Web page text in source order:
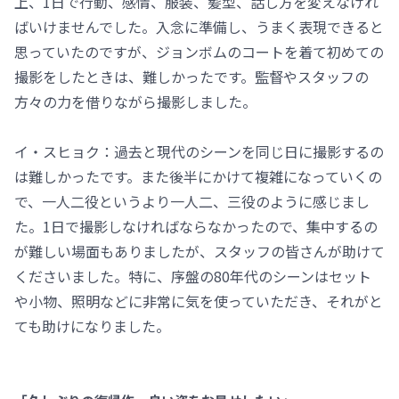
ばいけませんでした。入念に準備し、うまく表現できると
思っていたのですが、ジョンボムのコートを着て初めての
撮影をしたときは、難しかったです。監督やスタッフの
方々の力を借りながら撮影しました。
イ・スヒョク：過去と現代のシーンを同じ日に撮影するの
は難しかったです。また後半にかけて複雑になっていくの
で、一人二役というより一人二、三役のように感じまし
た。1日で撮影しなければならなかったので、集中するの
が難しい場面もありましたが、スタッフの皆さんが助けて
くださいました。特に、序盤の80年代のシーンはセット
や小物、照明などに非常に気を使っていただき、それがと
ても助けになりました。